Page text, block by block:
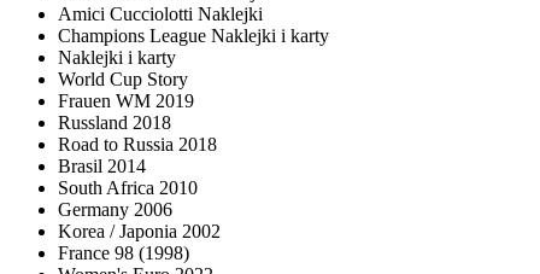
Amici Cucciolotti Naklejki
Champions League Naklejki i karty
Naklejki i karty
World Cup Story
Frauen WM 2019
Russland 2018
Road to Russia 2018
Brasil 2014
South Africa 2010
Germany 2006
Korea / Japonia 2002
France 98 (1998)